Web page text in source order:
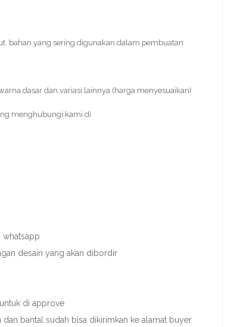
bahan yang sering digunakan dalam pembuatan
dasar dan variasi lainnya (harga menyesuaikan)
menghubungi kami di
whatsapp
desain yang akan dibordir
di approve
bantal sudah bisa dikirimkan ke alamat buyer